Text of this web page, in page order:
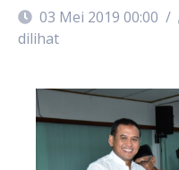
03 Mei 2019 00:00 /
dilihat